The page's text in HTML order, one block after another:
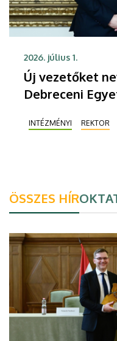
2026. július 1.
Új vezetőket
Debreceni
INTÉZMÉNYI REKTOR
ÖSSZES HÍR